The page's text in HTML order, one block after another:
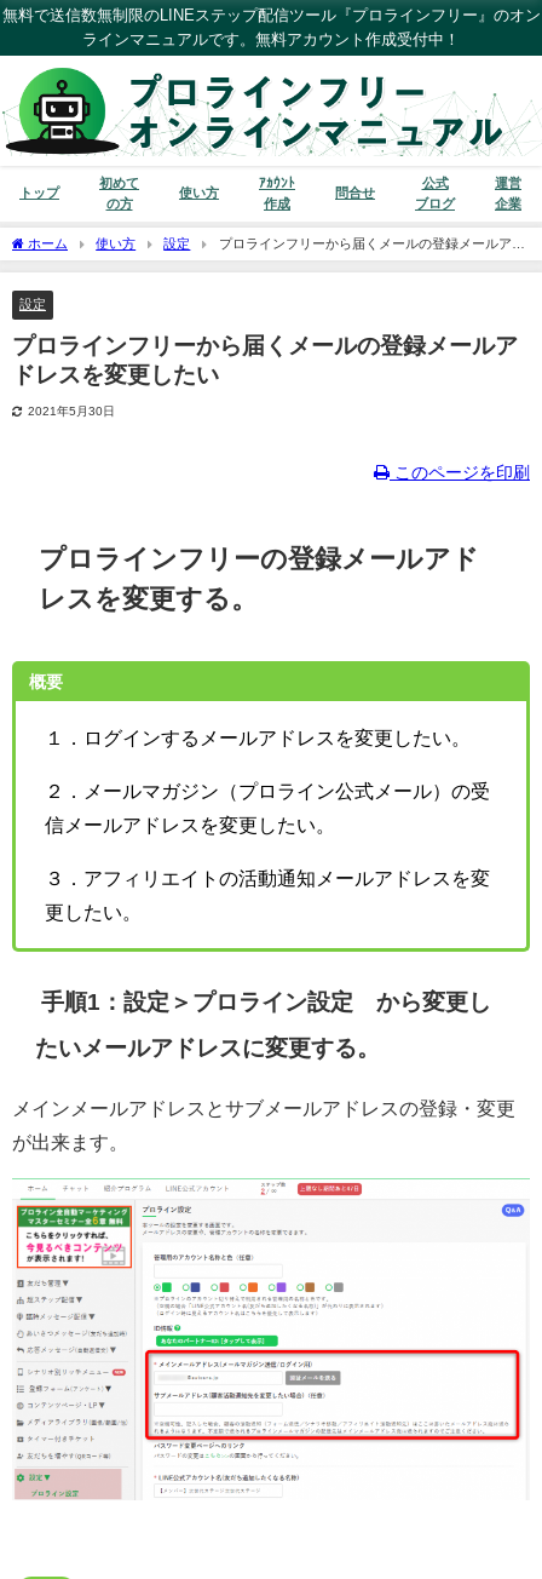
無料で送信数無制限のLINEステップ配信ツール『プロラインフリー』のオン
ラインマニュアルです。無料アカウント作成受付中！
トップ
初めて
の方
使い方
ｱｶｳﾝﾄ
作成
問合せ
公式
ブログ
運営
企業
ホーム 使い方 設定
プロラインフリーから届くメールの登録メールアド
レスを変更したい
設定
プロラインフリーから届くメールの登録メールア
ドレスを変更したい
2021年5月30日
このページを印刷
プロラインフリーの登録メールアド
レスを変更する。
概要
１．ログインするメールアドレスを変更したい。
２．メールマガジン（プロライン公式メール）の受
信メールアドレスを変更したい。
３．アフィリエイトの活動通知メールアドレスを変
更したい。
手順1：設定＞プロライン設定 から変更し
たいメールアドレスに変更する。
メインメールアドレスとサブメールアドレスの登録・変更
が出来ます。